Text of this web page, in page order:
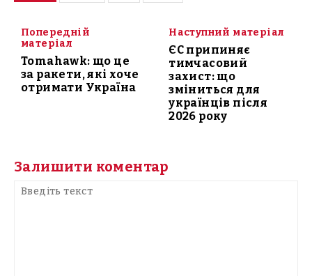
Попередній
матеріал
Tomahawk: що це
за ракети, які хоче
отримати Україна
Наступний матеріал
ЄС припиняє
тимчасовий
захист: що
зміниться для
українців після
2026 року
Залишити коментар